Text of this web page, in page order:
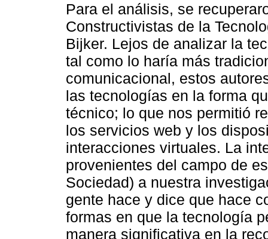
Para el análisis, se
Constructivistas de la
Bijker. Lejos de analizar la
tal como lo haría más
comunicacional, estos
las tecnologías en la forma
técnico; lo que nos permitió
los servicios web y los
interacciones virtuales. La
provenientes del campo de
Sociedad) a nuestra
gente hace y dice que hace
formas en que la tecnología
manera significativa en la